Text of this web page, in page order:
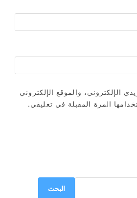
الإلكتروني، والموقع الإلكتروني
المرة المقبلة في تعليقي.
البحث